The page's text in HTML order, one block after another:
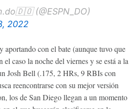
(@ESPN_DO)
2022
con el bate (aunque tuvo que
el caso la noche del viernes y se está a la
Josh Bell (.175, 2 HRs, 9 RBIs con
reencontrarse con su mejor versión
los de San Diego llegan a un momento